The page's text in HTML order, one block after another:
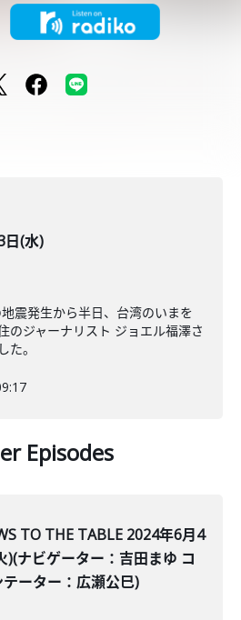
日(水)
震発生から半日、台湾のいまを
のジャーナリスト ジョエル福澤さ
た。
Episodes
TO THE TABLE 2024年6月4
)(ナビゲーター：吉田まゆ コ
テーター：広瀬公巳)